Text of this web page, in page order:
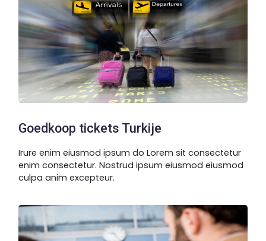
Goedkoop tickets Turkije
Irure enim eiusmod ipsum do Lorem sit consectetur
enim consectetur. Nostrud ipsum eiusmod eiusmod
culpa anim excepteur.